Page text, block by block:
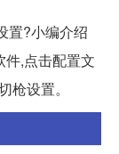
置?小编介绍
,点击配置文
枪设置。